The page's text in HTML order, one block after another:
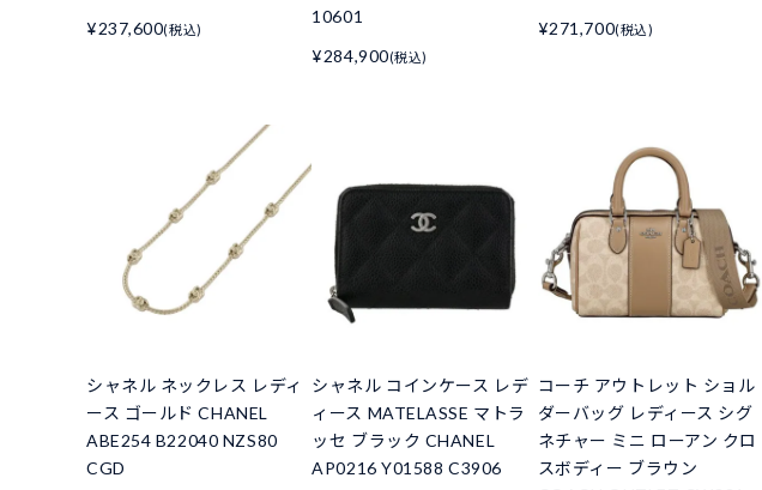
¥237,600(税込)
10601
¥284,900(税込)
¥271,700(税込)
シャネル ネックレス レディ
ース ゴールド CHANEL
ABE254 B22040 NZS80
CGD
シャネル コインケース レデ
ィース MATELASSE マトラ
ッセ ブラック CHANEL
AP0216 Y01588 C3906
コーチ アウトレット ショル
ダーバッグ レディース シグ
ネチャー ミニ ローアン クロ
スボディー ブラウン